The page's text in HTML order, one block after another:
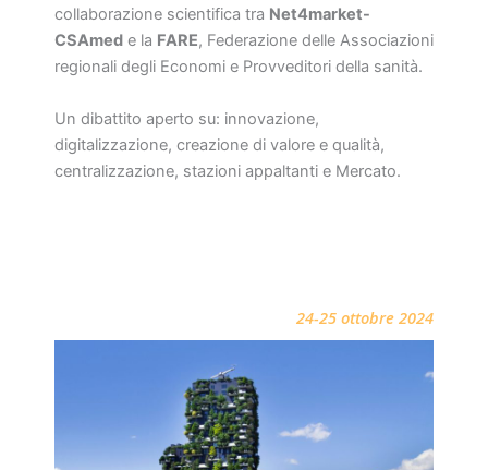
collaborazione scientifica tra Net4market-
CSAmed e la FARE, Federazione delle Associazioni
regionali degli Economi e Provveditori della sanità.
Un dibattito aperto su: innovazione,
digitalizzazione, creazione di valore e qualità,
centralizzazione, stazioni appaltanti e Mercato.
24-25 ottobre 2024